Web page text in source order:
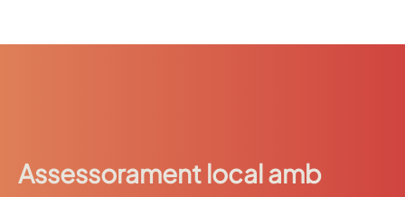
Assessorament local amb